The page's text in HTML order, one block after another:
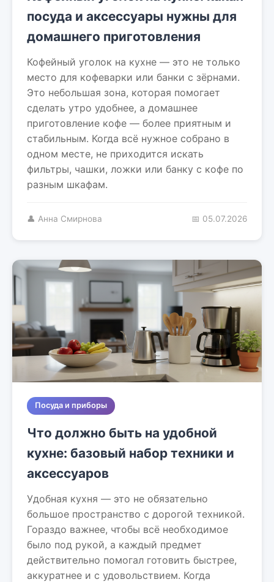
посуда и аксессуары нужны для
домашнего приготовления
Кофейный уголок на кухне — это не только
место для кофеварки или банки с зёрнами.
Это небольшая зона, которая помогает
сделать утро удобнее, а домашнее
приготовление кофе — более приятным и
стабильным. Когда всё нужное собрано в
одном месте, не приходится искать
фильтры, чашки, ложки или банку с кофе по
разным шкафам.
👤 Анна Смирнова 📅 05.07.2026
Посуда и приборы
Что должно быть на удобной
кухне: базовый набор техники и
аксессуаров
Удобная кухня — это не обязательно
большое пространство с дорогой техникой.
Гораздо важнее, чтобы всё необходимое
было под рукой, а каждый предмет
действительно помогал готовить быстрее,
аккуратнее и с удовольствием. Когда